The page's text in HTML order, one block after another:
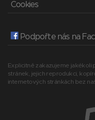
Cookies
Podpořte nás na
Explicitně zakazujeme jakékoli
stránek, jejich reprodukci,
internetových stránkách bez